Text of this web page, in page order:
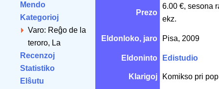
Mendo
Kategorioj
Varo: Reĝo de la
teroro, La
Recenzoj
Statistiko
Elŝutu
Prezo
6.00 €, sesona
ekz.
Eldonloko, jaro Pisa, 2009
Eldoninto Edistudio
Klarigoj Komikso pri